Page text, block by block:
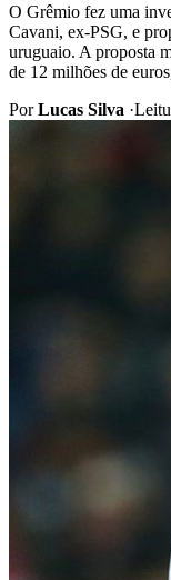
O Grêmio fez uma
Cavani, ex-PSG, e
uruguaio. A proposta
de 12 milhões de
PorLucas Silva ·